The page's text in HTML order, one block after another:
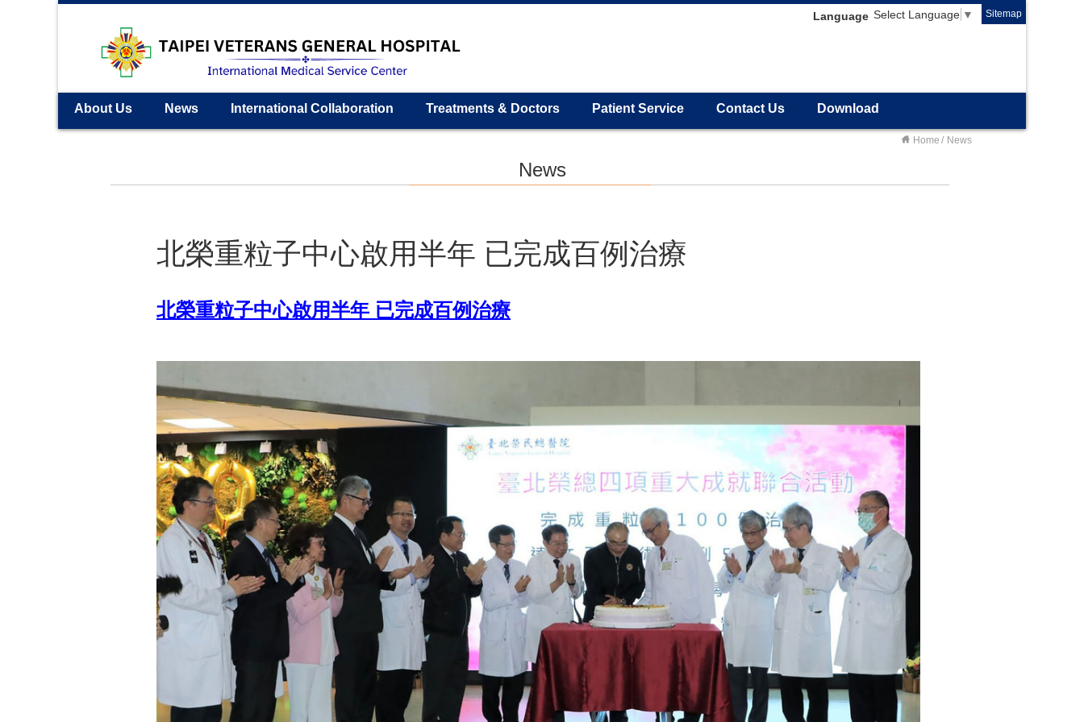
About Us News International Collaboration Treatments & Doctors Patient Service Contact Us Download
Language Sitemap
Select Language ▼
Home News
News
北榮重粒子中心啟用半年 已完成百例治療
北榮重粒子中心啟用半年 已完成百例治療